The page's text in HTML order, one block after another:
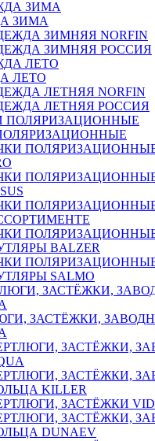
ЗИМА
ЗИМНЯЯ NORFIN
ЗИМНЯЯ РОССИЯ
ЛЕТО
ЛЕТНЯЯ NORFIN
ЛЕТНЯЯ РОССИЯ
ПОЛЯРИЗАЦИОННЫЕ
ПОЛЯРИЗАЦИОННЫЕ
BALZER
SALMO
ЗАСТЁЖКИ,
ЗАСТЁЖКИ,
ЗАСТЁЖКИ,
KILLER
ЗАСТЁЖКИ
ЗАСТЁЖКИ,
DUNAEV